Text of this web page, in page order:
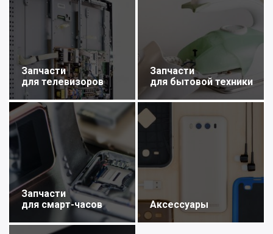
Запчасти
для телевизоров
Запчасти
для бытовой техники
Запчасти
для смарт-часов
Аксессуары